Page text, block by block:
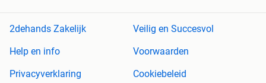
2dehands Zakelijk
Veilig en Succesvol
Help en info
Voorwaarden
Privacyverklaring
Cookiebeleid